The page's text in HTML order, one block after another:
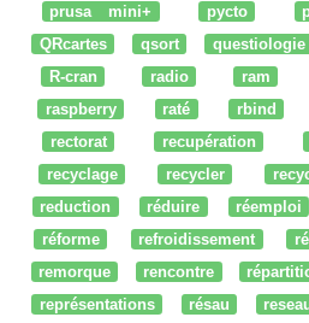
prusa mini+
pycto
QRcartes
qsort questiologie
R-cran
radio ram
raspberry
raté rbind
rectorat
recupération
recyclage
recycler
reduction
réduire réemploi
réforme
refroidissement
remorque
rencontre
représentations
résau